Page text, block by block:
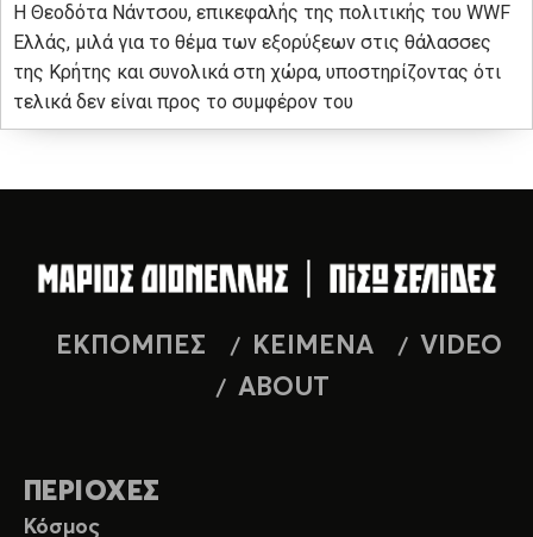
Η Θεοδότα Νάντσου, επικεφαλής της πολιτικής του WWF
Ελλάς, μιλά για το θέμα των εξορύξεων στις θάλασσες
της Κρήτης και συνολικά στη χώρα, υποστηρίζοντας ότι
τελικά δεν είναι προς το συμφέρον του
ΕΚΠΟΜΠΕΣ ΚΕΙΜΕΝΑ
VIDEO
ABOUT
ΠΕΡΙΟΧΕΣ
Κόσμος